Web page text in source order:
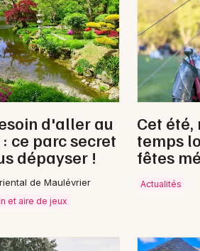
49 - Maine-et-Loire
Choisir mes départements
Mon email
d'aller au
: ce parc secret
dépayser !
de Maulévrier
et aire de jeux
Cet été,
temps
fêtes
Actualités